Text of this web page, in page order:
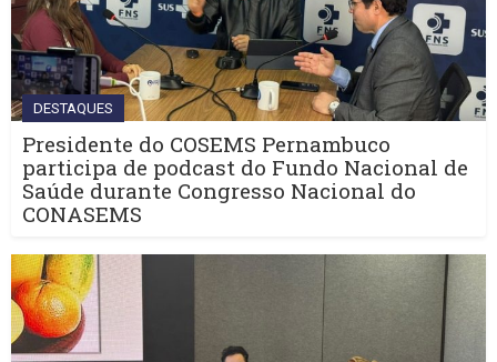
DESTAQUES
Presidente do COSEMS Pernambuco
participa de podcast do Fundo Nacional de
Saúde durante Congresso Nacional do
CONASEMS